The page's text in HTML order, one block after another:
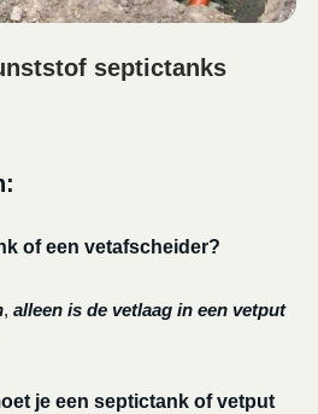
septictanks
of een vetafscheider?
, alleen is de vetlaag in een vetput
je een septictank of vetput